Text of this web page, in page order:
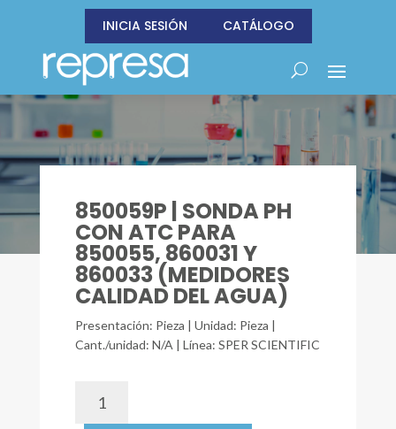
INICIA SESIÓN CATÁLOGO
850059P | SONDA PH
CON ATC PARA
850055, 860031 Y
860033 (MEDIDORES
CALIDAD DEL AGUA)
Presentación: Pieza | Unidad: Pieza |
Cant./unidad: N/A | Línea: SPER SCIENTIFIC